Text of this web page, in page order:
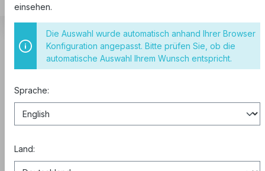
Kabel und Leitungen
Mantelleitung NYM-J
Mantelleitung NYM-J 1,5 mm²
NYM-J 3x1,5 mm² Mantelleitung
25m
einsehen.
Die Auswahl wurde automatisch anhand Ihrer Browser
Konfiguration angepasst. Bitte prüfen Sie, ob die
automatische Auswahl Ihrem Wunsch entspricht.
Sprache:
Land: